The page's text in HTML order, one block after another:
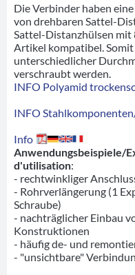
Die Verbinder haben
von drehbaren Sattel-
Sattel-Distanzhülsen
Artikel kompatibel.
unterschiedlicher
verschraubt werden.
INFO Polyamid
INFO
Info
Anwendungsbeispiele/
d'utilisation:
- rechtwinkliger
- Rohrverlängerung (1
Schraube)
- nachträglicher Einbau
Konstruktionen
- häufig de- und
- "unsichtbare"